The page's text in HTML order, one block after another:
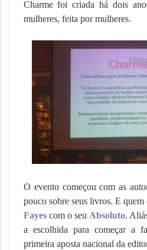
Charme foi criada há dois
mulheres, feita por mulheres.
O evento começou com as
pouco sobre seus livros. E
Fayes com o seu Absoluto.
a escolhida para começar a
primeira aposta nacional da